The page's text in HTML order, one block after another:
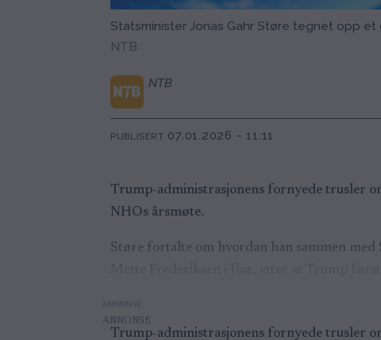
Statsminister Jonas Gahr Støre tegnet opp
NTB
NTB
PUBLISERT 07.01.2026 - 11:11
Trump-administrasjonens fornyede trusler
NHOs årsmøte.
Støre fortalte om hvordan han sammen
ANNONSE
Trump-administrasjonens fornyede trusler